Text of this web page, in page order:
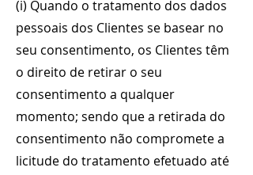
(i) Quando o tratamento dos dados
pessoais dos Clientes se basear no
seu consentimento, os Clientes têm
o direito de retirar o seu
consentimento a qualquer
momento; sendo que a retirada do
consentimento não compromete a
licitude do tratamento efetuado até